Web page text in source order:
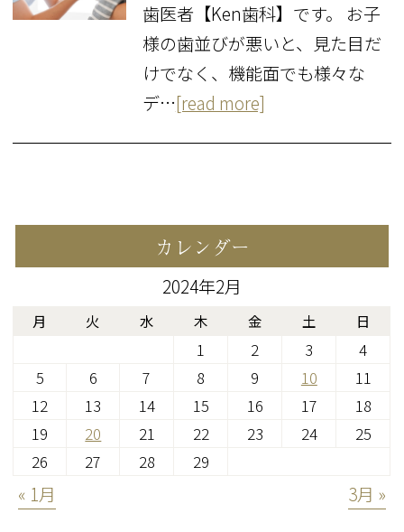
歯医者【Ken歯科】です。 お子
様の歯並びが悪いと、見た目だ
けでなく、機能面でも様々な
デ…[read more]
カレンダー
2024年2月
月 火 水 木 金 土 日
1 2 3
4
5
6 7 8 9 10
11
12
13 14 15 16 17
18
19
20 21 22 23 24
25
26
27 28 29
« 1月 3月 »